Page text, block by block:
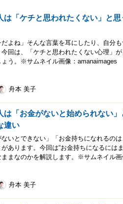
は「ケチと思われたくない」と
だよね」そんな言葉を耳にしたり、自分
回は、「ケチと思われたくない心理」
う。※サムネイル画像：amanaimages
舟本 美子
は「お金がないと始められない
違い
ないとできない」「お金持ちになれるの
あります。今回は“お金持ちになるには
まなのかを解説します。※サムネイル
舟本 美子